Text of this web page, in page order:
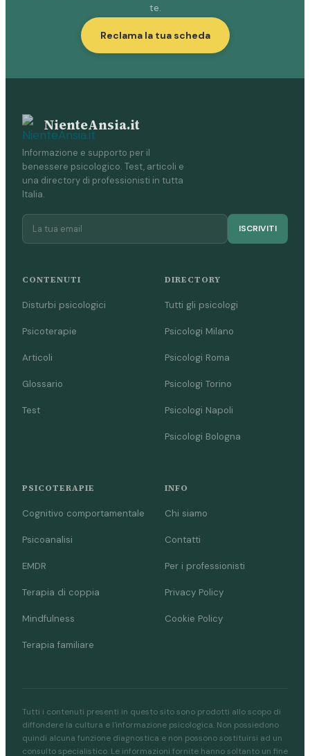
te.
Reclama la tua scheda
NienteAnsia.it
Informazione e supporto per il
benessere psicologico. Test, articoli e
una directory di professionisti in tutta
Italia.
ISCRIVITI
CONTENUTI
Disturbi psicologici
Psicoterapie
Articoli
Glossario
Test
DIRECTORY
Tutti gli psicologi
Psicologi Milano
Psicologi Roma
Psicologi Torino
Psicologi Napoli
Psicologi Bologna
PSICOTERAPIE
Cognitivo comportamentale
Psicoanalisi
EMDR
Terapia di coppia
Mindfulness
Terapia familiare
INFO
Chi siamo
Contatti
Per i professionisti
Privacy Policy
Cookie Policy
Tutti i contenuti presenti in questo sito sono prodotti allo scopo di
diffondere la cultura e l'informazione psicologica. Non possiedono
quindi alcuna funzione diagnostica e non possono sostituirsi ad un
consulto specialistico. Le informazioni fornite hanno soltanto un fine